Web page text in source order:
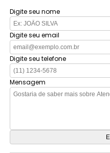
Digite seu nome
Digite seu email
Digite seu telefone
Mensagem